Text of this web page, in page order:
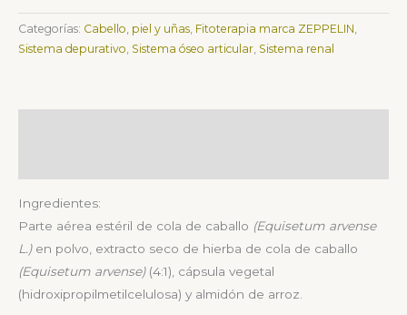
Categorías: Cabello, piel y uñas, Fitoterapia marca ZEPPELIN,
Sistema depurativo, Sistema óseo articular, Sistema renal
Ingredientes:
Parte aérea estéril de cola de caballo (Equisetum arvense
L.) en polvo, extracto seco de hierba de cola de caballo
(Equisetum arvense) (4:1), cápsula vegetal
(hidroxipropilmetilcelulosa) y almidón de arroz.